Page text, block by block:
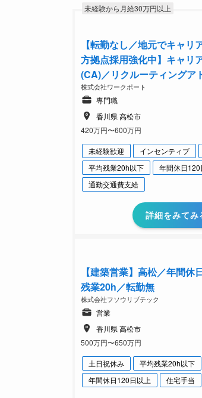
未経験から月給30万円以上
【転勤なし／地元でキャリ
方拠点採用強化中】キャリ
(CA)／リクルーティングア
株式会社ワークポート
専門職
香川県 高松市
420万円〜600万円
未経験歓迎 インセンティブ
平均残業20h以下
年間休日120
通勤交通費支給
詳細をみてみ
【建築営業】高松／年間休
残業20h／転勤無
株式会社フソウリブテック
営業
香川県 高松市
500万円〜650万円
土日祝休み
平均残業20h以下
年間休日120日以上
住宅手当